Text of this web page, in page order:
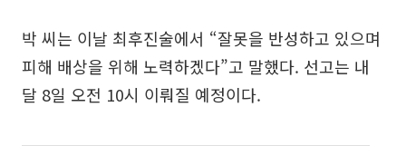
박 씨는 이날 최후진술에서 “잘못을 반성하고 있으며
피해 배상을 위해 노력하겠다”고 말했다. 선고는 내
달 8일 오전 10시 이뤄질 예정이다.